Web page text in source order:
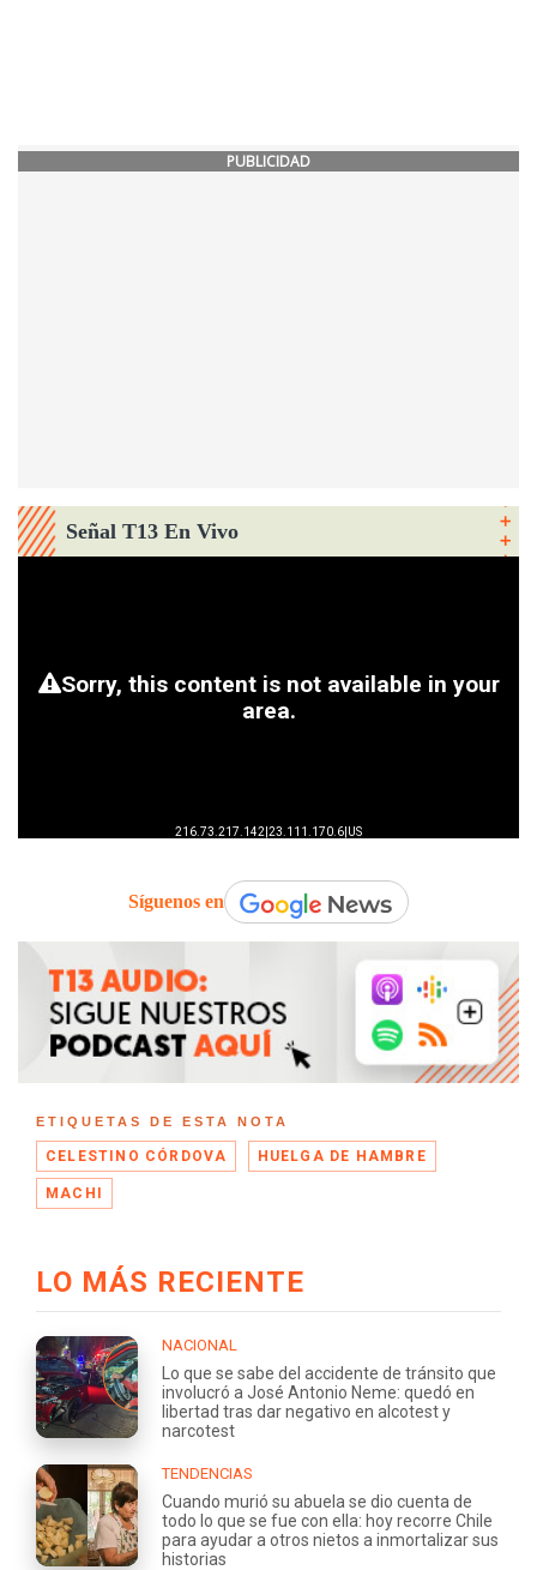
PUBLICIDAD
Señal T13 En Vivo
Síguenos en
ETIQUETAS DE ESTA NOTA
CELESTINO CÓRDOVA HUELGA DE HAMBRE
MACHI
LO MÁS RECIENTE
NACIONAL
Lo que se sabe del accidente de tránsito que
involucró a José Antonio Neme: quedó en
libertad tras dar negativo en alcotest y
narcotest
TENDENCIAS
Cuando murió su abuela se dio cuenta de
todo lo que se fue con ella: hoy recorre Chile
para ayudar a otros nietos a inmortalizar sus
historias